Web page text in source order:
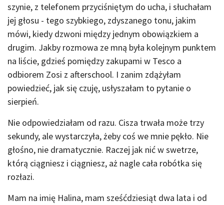
szynie, z telefonem przyciśniętym do ucha, i słuchałam
jej głosu - tego szybkiego, zdyszanego tonu, jakim
mówi, kiedy dzwoni między jednym obowiązkiem a
drugim. Jakby rozmowa ze mną była kolejnym punktem
na liście, gdzieś pomiędzy zakupami w Tesco a
odbiorem Zosi z afterschool. I zanim zdążyłam
powiedzieć, jak się czuję, usłyszałam to pytanie o
sierpień.
Nie odpowiedziałam od razu. Cisza trwała może trzy
sekundy, ale wystarczyła, żeby coś we mnie pękło. Nie
głośno, nie dramatycznie. Raczej jak nić w swetrze,
którą ciągniesz i ciągniesz, aż nagle cała robótka się
rozłazi.
Mam na imię Halina, mam sześćdziesiąt dwa lata i od